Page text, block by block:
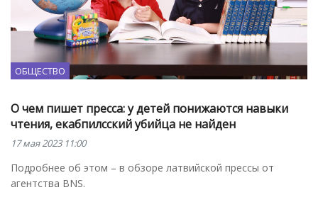
ОБЩЕСТВО
О чем пишет пресса: у детей понижаются навыки
чтения, екабпилсский убийца не найден
17 мая 2023 11:00
Подробнее об этом – в обзоре латвийской прессы от
агентства BNS.